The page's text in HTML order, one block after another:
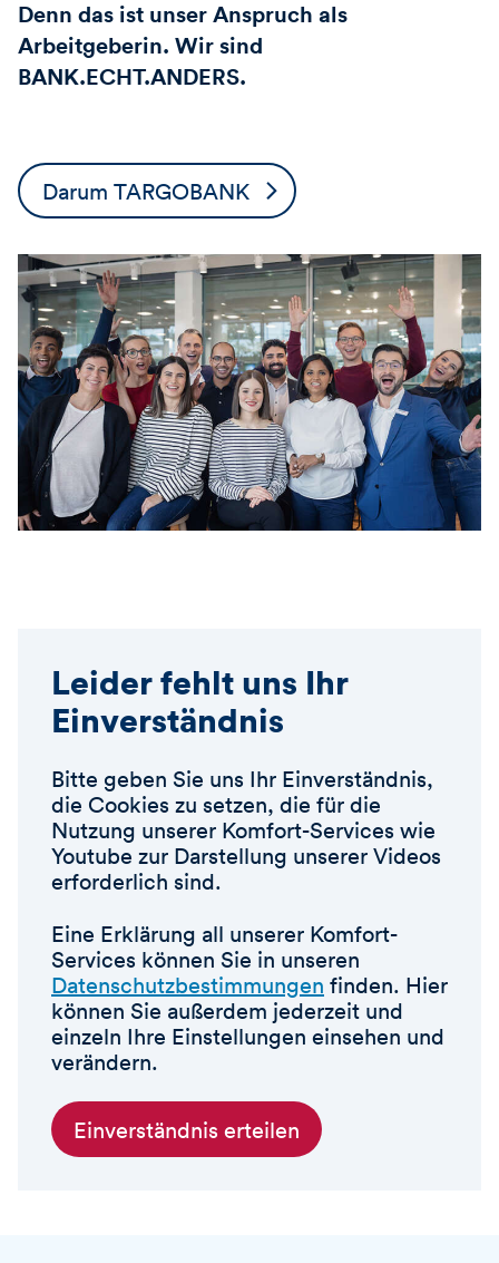
Denn das ist unser Anspruch als
Arbeitgeberin. Wir sind
BANK.ECHT.ANDERS.
Darum TARGOBANK
Leider fehlt uns Ihr
Einverständnis
Bitte geben Sie uns Ihr Einverständnis,
die Cookies zu setzen, die für die
Nutzung unserer Komfort-Services wie
Youtube zur Darstellung unserer Videos
erforderlich sind.
Eine Erklärung all unserer Komfort-
Services können Sie in unseren
Datenschutzbestimmungen finden. Hier
können Sie außerdem jederzeit und
einzeln Ihre Einstellungen einsehen und
verändern.
Einverständnis erteilen